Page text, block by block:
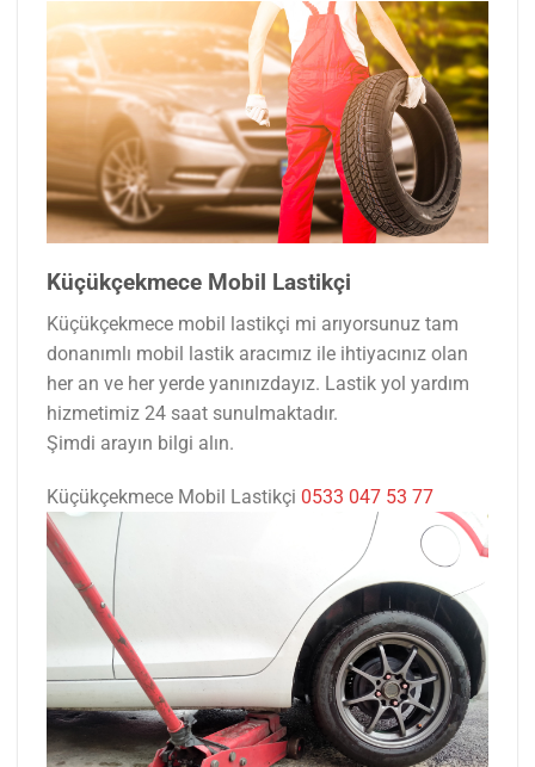
Küçükçekmece Mobil Lastikçi
Küçükçekmece mobil lastikçi mi arıyorsunuz tam
donanımlı mobil lastik aracımız ile ihtiyacınız olan
her an ve her yerde yanınızdayız. Lastik yol yardım
hizmetimiz 24 saat sunulmaktadır.
Şimdi arayın bilgi alın.
Küçükçekmece Mobil Lastikçi 0533 047 53 77